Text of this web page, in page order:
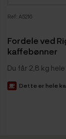
Ref: A5216
Fordele ved
kaffebønner
Du får 2,8 kg
Dette er hele